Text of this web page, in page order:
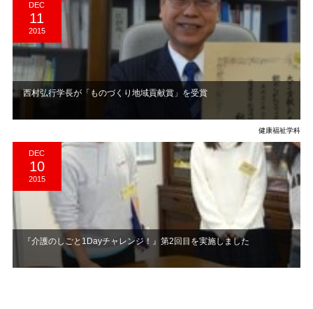
DEC
11
2015
西村弘行学長が「ものづくり地域貢献賞」を受賞
健康福祉学科
DEC
10
2015
『介護のしごと1Dayチャレンジ！』第2回目を実施しました